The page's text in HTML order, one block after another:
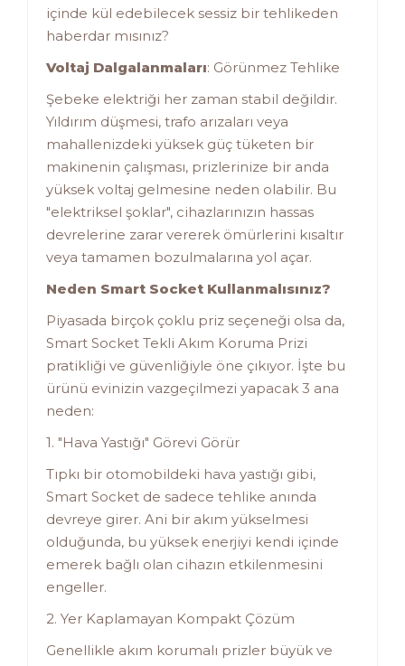
içinde kül edebilecek sessiz bir tehlikeden
haberdar mısınız?
Voltaj Dalgalanmaları: Görünmez Tehlike
Şebeke elektriği her zaman stabil değildir.
Yıldırım düşmesi, trafo arızaları veya
mahallenizdeki yüksek güç tüketen bir
makinenin çalışması, prizlerinize bir anda
yüksek voltaj gelmesine neden olabilir. Bu
"elektriksel şoklar", cihazlarınızın hassas
devrelerine zarar vererek ömürlerini kısaltır
veya tamamen bozulmalarına yol açar.
Neden Smart Socket Kullanmalısınız?
Piyasada birçok çoklu priz seçeneği olsa da,
Smart Socket Tekli Akım Koruma Prizi
pratikliği ve güvenliğiyle öne çıkıyor. İşte bu
ürünü evinizin vazgeçilmezi yapacak 3 ana
neden:
1. "Hava Yastığı" Görevi Görür
Tıpkı bir otomobildeki hava yastığı gibi,
Smart Socket de sadece tehlike anında
devreye girer. Ani bir akım yükselmesi
olduğunda, bu yüksek enerjiyi kendi içinde
emerek bağlı olan cihazın etkilenmesini
engeller.
2. Yer Kaplamayan Kompakt Çözüm
Genellikle akım korumalı prizler büyük ve